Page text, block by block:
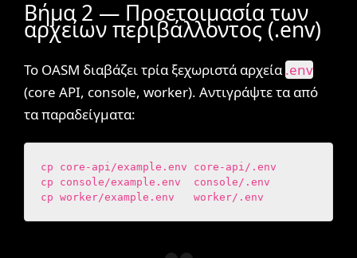
Βήμα 2 — Προετοιμασία των
αρχείων περιβάλλοντος (.env)
Το OASM διαβάζει τρία ξεχωριστά αρχεία.env
(core API, console, worker). Αντιγράψτε τα από
τα παραδείγματα:
cp core-api/example.env core-api/.env
cp console/example.env  console/.env
cp worker/example.env   worker/.env